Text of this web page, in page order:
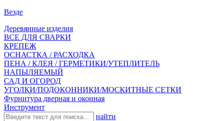
Везде
Деревянные изделия
ВСЕ ДЛЯ СВАРКИ
КРЕПЕЖ
ОСНАСТКА / РАСХОДКА
ПЕНА / КЛЕЯ / ГЕРМЕТИКИ/УТЕПЛИТЕЛЬ
НАПЫЛЯЕМЫЙ
САД И ОГОРОД
УГОЛКИ/ПОДОКОННИКИ/МОСКИТНЫЕ СЕТКИ
Фурнитура дверная и оконная
Инструмент
найти